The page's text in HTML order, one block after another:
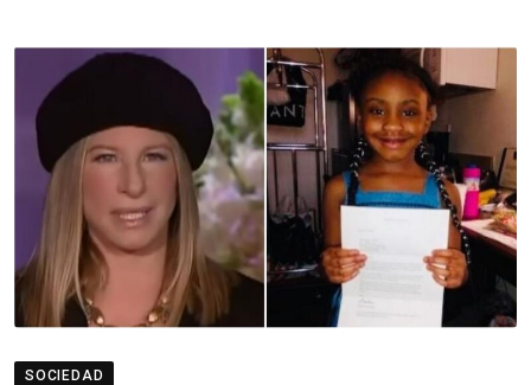
SOCIEDAD